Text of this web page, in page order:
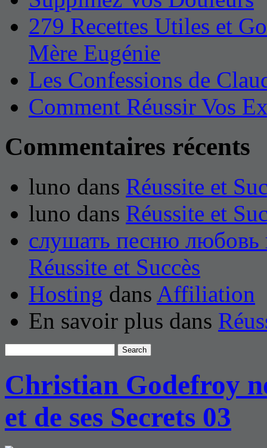
279 Recettes Utiles et
Mère Eugénie
Les Confessions de
Comment Réussir Vos
Commentaires récents
luno dans Réussite et
luno dans Réussite et
слушать песню любовь
Réussite et Succès
Hosting dans Affiliation
En savoir plus dans
Christian Godefroy
et de ses Secrets 03